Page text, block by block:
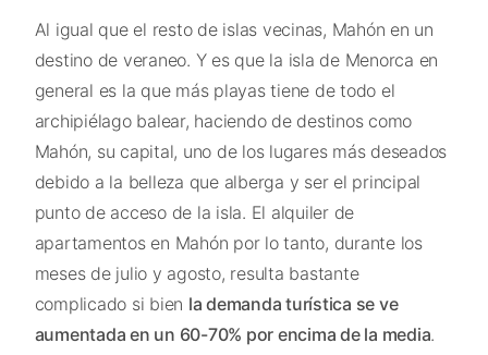
Al igual que el resto de islas vecinas, Mahón en un
destino de veraneo. Y es que la isla de Menorca en
general es la que más playas tiene de todo el
archipiélago balear, haciendo de destinos como
Mahón, su capital, uno de los lugares más deseados
debido a la belleza que alberga y ser el principal
punto de acceso de la isla. El alquiler de
apartamentos en Mahón por lo tanto, durante los
meses de julio y agosto, resulta bastante
complicado si bien la demanda turística se ve
aumentada en un 60-70% por encima de la media.